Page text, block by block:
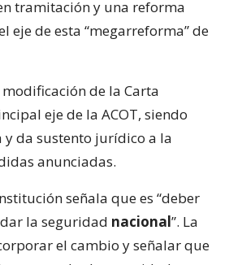
tramitación y una reforma
eje de esta “megarreforma” de
de la Carta
eje de la ACOT, siendo
da sustento jurídico a la
anunciadas.
señala que es “deber
la seguridad nacional”. La
el cambio y señalar que